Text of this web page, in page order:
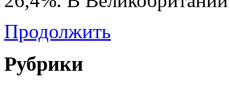
Продолжить
Рубрики